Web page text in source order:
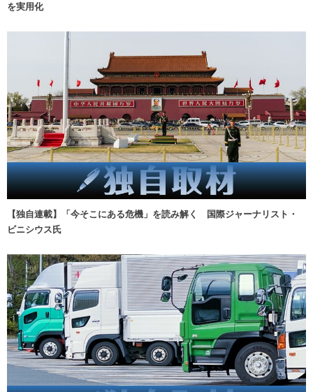
を実用化
【独自連載】「今そこにある危機」を読み解く 国際ジャーナリスト・
ビニシウス氏